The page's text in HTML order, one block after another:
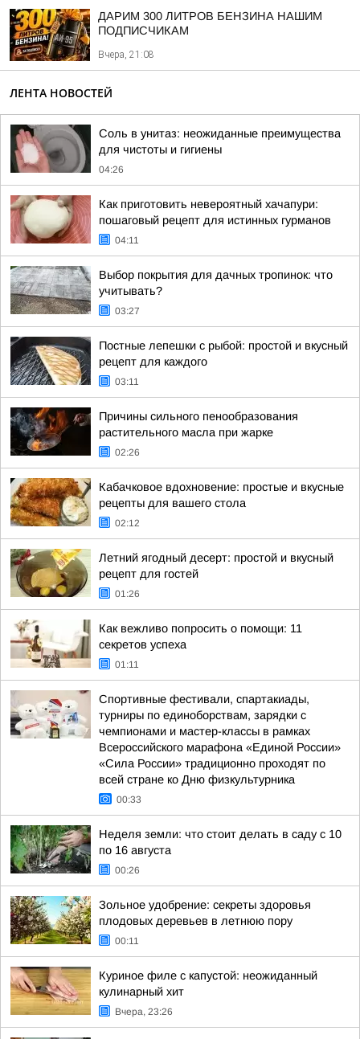
ДАРИМ 300 ЛИТРОВ БЕНЗИНА НАШИМ
ПОДПИСЧИКАМ
Вчера, 21:08
ЛЕНТА НОВОСТЕЙ
Соль в унитаз: неожиданные преимущества
для чистоты и гигиены
04:26
Как приготовить невероятный хачапури:
пошаговый рецепт для истинных гурманов
04:11
Выбор покрытия для дачных тропинок: что
учитывать?
03:27
Постные лепешки с рыбой: простой и вкусный
рецепт для каждого
03:11
Причины сильного пенообразования
растительного масла при жарке
02:26
Кабачковое вдохновение: простые и вкусные
рецепты для вашего стола
02:12
Летний ягодный десерт: простой и вкусный
рецепт для гостей
01:26
Как вежливо попросить о помощи: 11
секретов успеха
01:11
Спортивные фестивали, спартакиады,
турниры по единоборствам, зарядки с
чемпионами и мастер-классы в рамках
Всероссийского марафона «Единой России»
«Сила России» традиционно проходят по
всей стране ко Дню физкультурника
00:33
Неделя земли: что стоит делать в саду с 10
по 16 августа
00:26
Зольное удобрение: секреты здоровья
плодовых деревьев в летнюю пору
00:11
Куриное филе с капустой: неожиданный
кулинарный хит
Вчера, 23:26